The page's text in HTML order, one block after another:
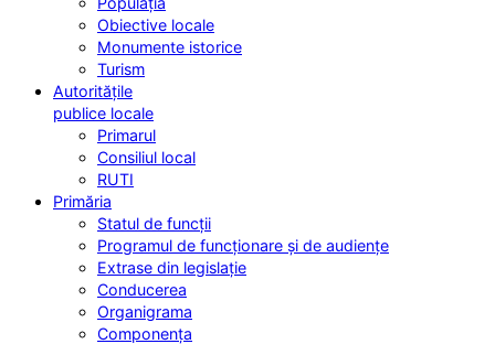
Obiective locale
Monumente istorice
Turism
Autoritățile
publice locale
Primarul
Consiliul local
RUTI
Primăria
Statul de funcții
Programul de funcționare și de audiențe
Extrase din legislație
Conducerea
Organigrama
Componența